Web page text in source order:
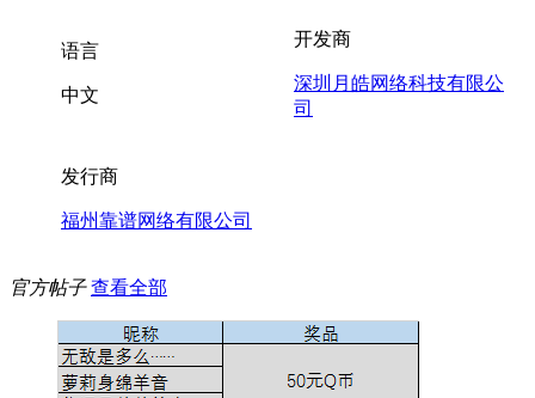
语言
中文
开发商
深圳月皓网络科技有限公
司
发行商
福州靠谱网络有限公司
官方帖子 查看全部